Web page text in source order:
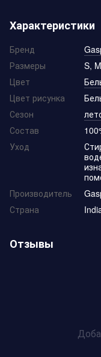
Характеристики
Бренд
Размеры
S,
Цвет
Цвет рисунка
Сезон
Состав
Уход
Производитель
Страна
Отзывы